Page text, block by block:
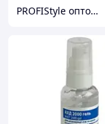
PROFIStyle оптово-роздрібний інтернет магазин